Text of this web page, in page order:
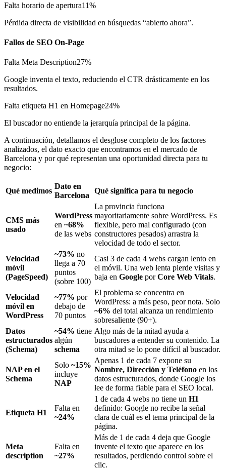
Falta horario de apertura11%
Pérdida directa de visibilidad en búsquedas “abierto ahora”.
Fallos de SEO On-Page
Falta Meta Description27%
Google inventa el texto, reduciendo el CTR drásticamente en los
resultados.
Falta etiqueta H1 en Homepage24%
El buscador no entiende la jerarquía principal de la página.
A continuación, detallamos el desglose completo de los factores
analizados, el dato exacto que encontramos en el mercado de
Barcelona y por qué representan una oportunidad directa para tu
negocio:
Qué medimos
Dato en
Barcelona
Qué significa para tu negocio
CMS más
usado
WordPress
en ~68%
de las webs
La provincia funciona
mayoritariamente sobre WordPress. Es
flexible, pero mal configurado (con
constructores pesados) arrastra la
velocidad de todo el sector.
Velocidad
móvil
(PageSpeed)
~73% no
llega a 70
puntos
(sobre 100)
Casi 3 de cada 4 webs cargan lento en
el móvil. Una web lenta pierde visitas y
baja en Google porCore Web Vitals.
Velocidad
móvil en
WordPress
~77% por
debajo de
70 puntos
El problema se concentra en
WordPress: a más peso, peor nota. Solo
~6% del total alcanza un rendimiento
sobresaliente (90+).
Datos
estructurados
(Schema)
~54% tiene
algún
schema
Algo más de la mitad ayuda a
buscadores a entender su contenido. La
otra mitad se lo pone difícil al buscador.
NAP en el
Schema
Solo ~15%
incluye
NAP
Apenas 1 de cada 7 expone su
Nombre, Dirección y Teléfono en los
datos estructurados, donde Google los
lee de forma fiable para el SEO local.
Etiqueta H1
Falta en
~24%
1 de cada 4 webs no tiene un H1
definido: Google no recibe la señal
clara de cuál es el tema principal de la
página.
Meta
description
Falta en
~27%
Más de 1 de cada 4 deja que Google
invente el texto que aparece en los
resultados, perdiendo control sobre el
clic.